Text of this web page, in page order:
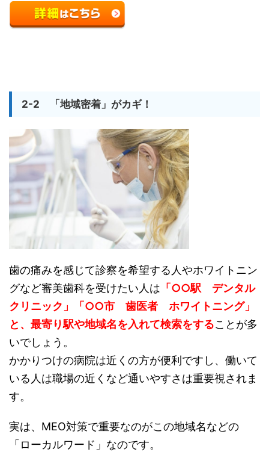
2-2 「地域密着」がカギ！
歯の痛みを感じて診察を希望する人やホワイトニン
グなど審美歯科を受けたい人は 「○○駅 デンタル
クリニック」「○○市 歯医者 ホワイトニング」
と、最寄り駅や地域名を入れて検索をすることが多
いでしょう。
かかりつけの病院は近くの方が便利ですし、働いて
いる人は職場の近くなど通いやすさは重要視されま
す。
実は、MEO対策で重要なのがこの地域名などの
「ローカルワード」なのです。